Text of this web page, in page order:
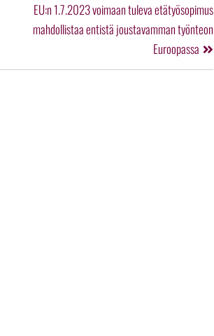
EU:n 1.7.2023 voimaan tuleva etätyösopimus
mahdollistaa entistä joustavamman työnteon
Euroopassa